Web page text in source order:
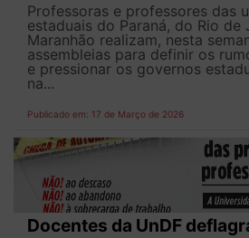
Professoras e professores das
estaduais do Paraná, do Rio de
Maranhão realizam, nesta
assembleias para definir os
e pressionar os governos
na...
Publicado em: 17 de Março de 2026
Docentes da UnDF